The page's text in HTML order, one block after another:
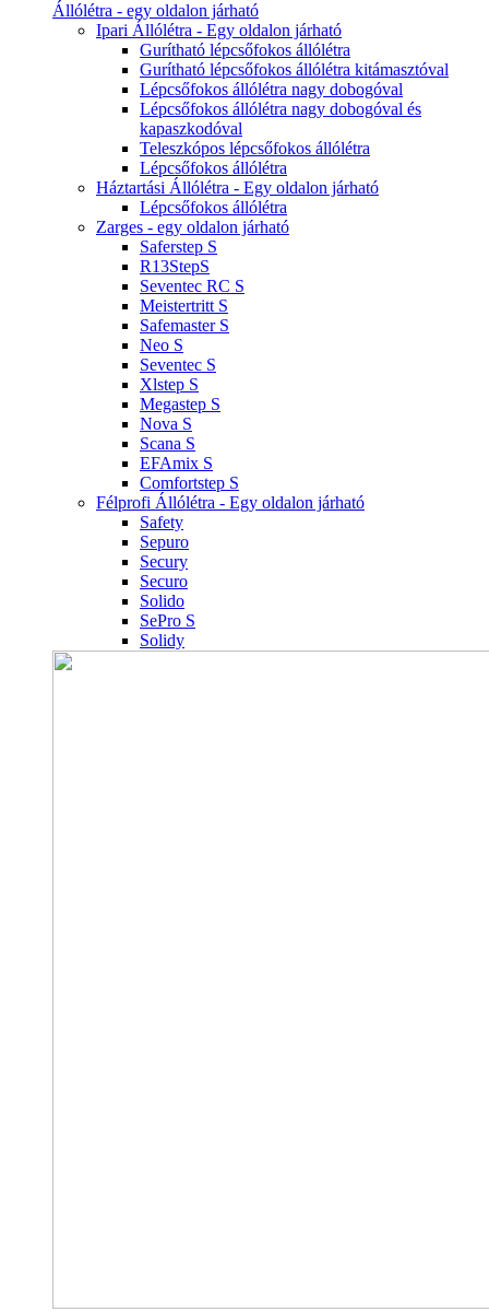
Állólétra - egy oldalon járható
Ipari Állólétra - Egy oldalon járható
Gurítható lépcsőfokos állólétra
Gurítható lépcsőfokos állólétra kitámasztóval
Lépcsőfokos állólétra nagy dobogóval
Lépcsőfokos állólétra nagy dobogóval és
kapaszkodóval
Teleszkópos lépcsőfokos állólétra
Lépcsőfokos állólétra
Háztartási Állólétra - Egy oldalon járható
Lépcsőfokos állólétra
Zarges - egy oldalon járható
Saferstep S
R13StepS
Seventec RC S
Meistertritt S
Safemaster S
Neo S
Seventec S
Xlstep S
Megastep S
Nova S
Scana S
EFAmix S
Comfortstep S
Félprofi Állólétra - Egy oldalon járható
Safety
Sepuro
Secury
Securo
Solido
SePro S
Solidy